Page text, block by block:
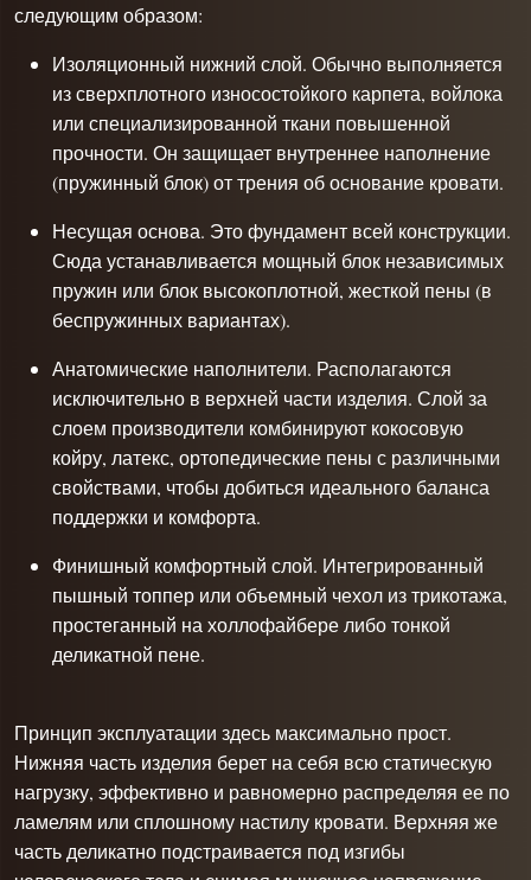
следующим образом:
Изоляционный нижний слой. Обычно выполняется
из сверхплотного износостойкого карпета, войлока
или специализированной ткани повышенной
прочности. Он защищает внутреннее наполнение
(пружинный блок) от трения об основание кровати.
Несущая основа. Это фундамент всей конструкции.
Сюда устанавливается мощный блок независимых
пружин или блок высокоплотной, жесткой пены (в
беспружинных вариантах).
Анатомические наполнители. Располагаются
исключительно в верхней части изделия. Слой за
слоем производители комбинируют кокосовую
койру, латекс, ортопедические пены с различными
свойствами, чтобы добиться идеального баланса
поддержки и комфорта.
Финишный комфортный слой. Интегрированный
пышный топпер или объемный чехол из трикотажа,
простеганный на холлофайбере либо тонкой
деликатной пене.
Принцип эксплуатации здесь максимально прост.
Нижняя часть изделия берет на себя всю статическую
нагрузку, эффективно и равномерно распределяя ее по
ламелям или сплошному настилу кровати. Верхняя же
часть деликатно подстраивается под изгибы